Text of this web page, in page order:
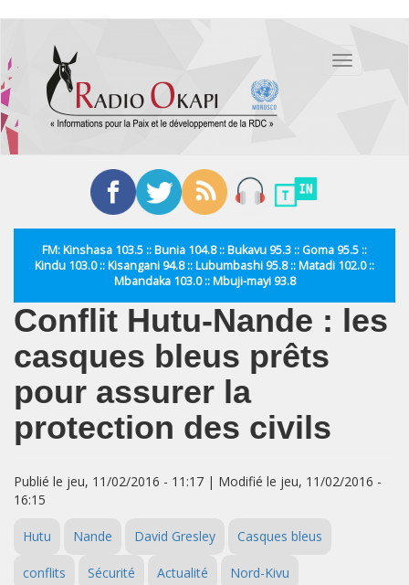
contenu
principal
Toggle
FM: Kinshasa 103.5 :: Bunia 104.8 :: Bukavu 95.3 :: Goma 95.5 ::
Kindu 103.0 :: Kisangani 94.8 :: Lubumbashi 95.8 :: Matadi 102.0 ::
Mbandaka 103.0 :: Mbuji-mayi 93.8
Conflit Hutu-Nande : les
casques bleus prêts
pour assurer la
protection des civils
Publié le jeu, 11/02/2016 - 11:17 | Modifié le jeu, 11/02/2016 -
16:15
Hutu Nande David Gresley Casques bleus
conflits Sécurité Actualité Nord-Kivu